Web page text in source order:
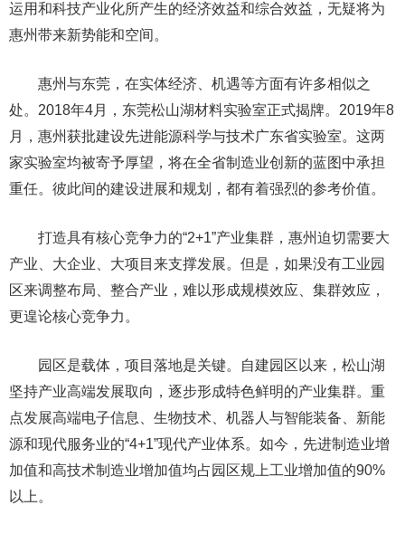
运用和科技产业化所产生的经济效益和综合效益，无疑将为
惠州带来新势能和空间。
惠州与东莞，在实体经济、机遇等方面有许多相似之
处。2018年4月，东莞松山湖材料实验室正式揭牌。2019年8
月，惠州获批建设先进能源科学与技术广东省实验室。这两
家实验室均被寄予厚望，将在全省制造业创新的蓝图中承担
重任。彼此间的建设进展和规划，都有着强烈的参考价值。
打造具有核心竞争力的“2+1”产业集群，惠州迫切需要大
产业、大企业、大项目来支撑发展。但是，如果没有工业园
区来调整布局、整合产业，难以形成规模效应、集群效应，
更遑论核心竞争力。
园区是载体，项目落地是关键。自建园区以来，松山湖
坚持产业高端发展取向，逐步形成特色鲜明的产业集群。重
点发展高端电子信息、生物技术、机器人与智能装备、新能
源和现代服务业的“4+1”现代产业体系。如今，先进制造业增
加值和高技术制造业增加值均占园区规上工业增加值的90%
以上。